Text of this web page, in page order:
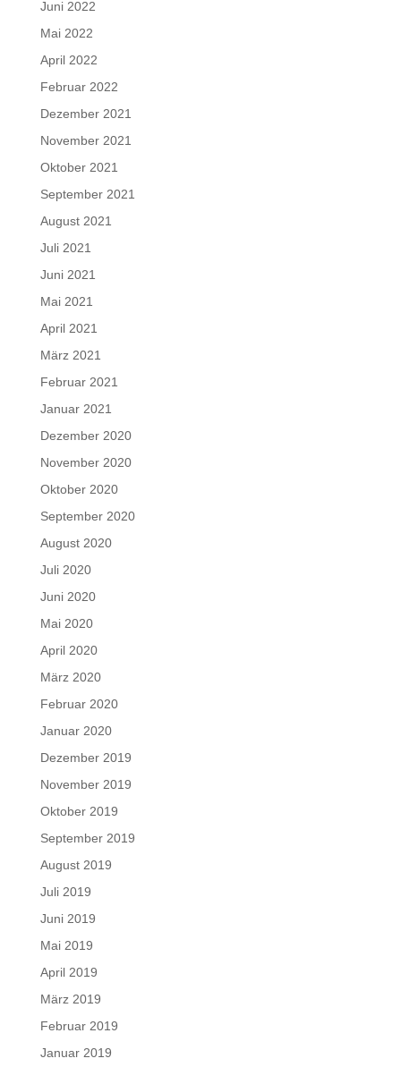
Juni 2022
Mai 2022
April 2022
Februar 2022
Dezember 2021
November 2021
Oktober 2021
September 2021
August 2021
Juli 2021
Juni 2021
Mai 2021
April 2021
März 2021
Februar 2021
Januar 2021
Dezember 2020
November 2020
Oktober 2020
September 2020
August 2020
Juli 2020
Juni 2020
Mai 2020
April 2020
März 2020
Februar 2020
Januar 2020
Dezember 2019
November 2019
Oktober 2019
September 2019
August 2019
Juli 2019
Juni 2019
Mai 2019
April 2019
März 2019
Februar 2019
Januar 2019